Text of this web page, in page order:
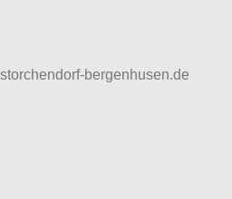
bergenhusen.de